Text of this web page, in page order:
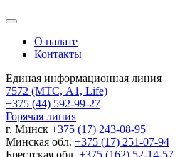
О палате
Контакты
Единая информационная линия
7572 (МТС, A1, Life)
+375 (44) 592-99-27
Горячая линия
г. Минск +375 (17) 243-08-95
Минская обл. +375 (17) 251-07-94
Брестская обл. +375 (162) 52-14-57